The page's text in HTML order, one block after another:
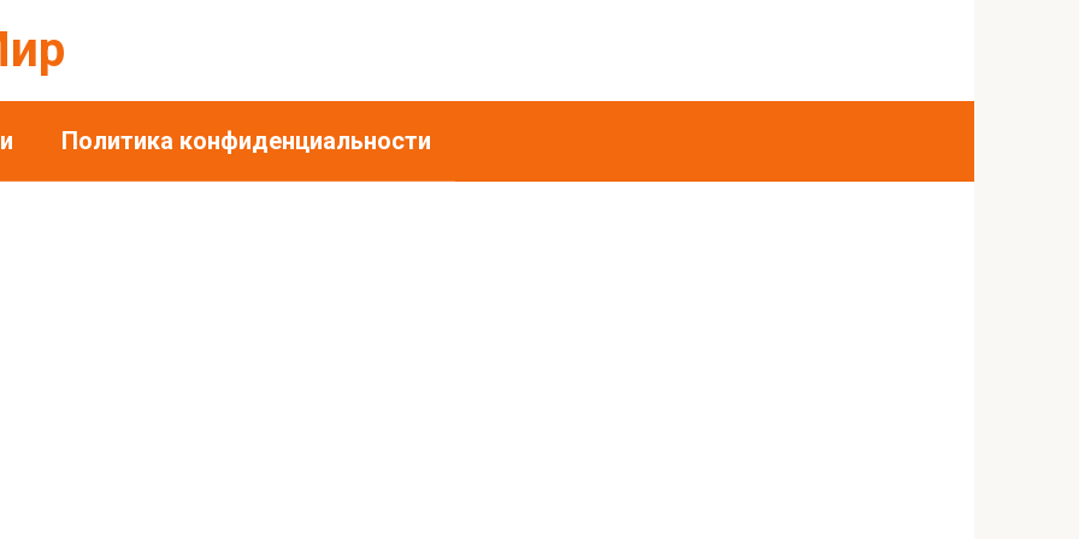
Политика конфиденциальности